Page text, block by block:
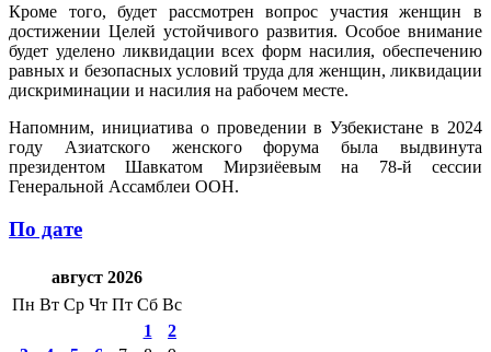
Кроме того, будет рассмотрен вопрос участия женщин в
достижении Целей устойчивого развития. Особое внимание
будет уделено ликвидации всех форм насилия, обеспечению
равных и безопасных условий труда для женщин, ликвидации
дискриминации и насилия на рабочем месте.
Напомним, инициатива о проведении в Узбекистане в 2024
году Азиатского женского форума была выдвинута
президентом Шавкатом Мирзиёевым на 78-й сессии
Генеральной Ассамблеи ООН.
По дате
август 2026
Пн Вт Ср Чт Пт Сб Вс
1
2